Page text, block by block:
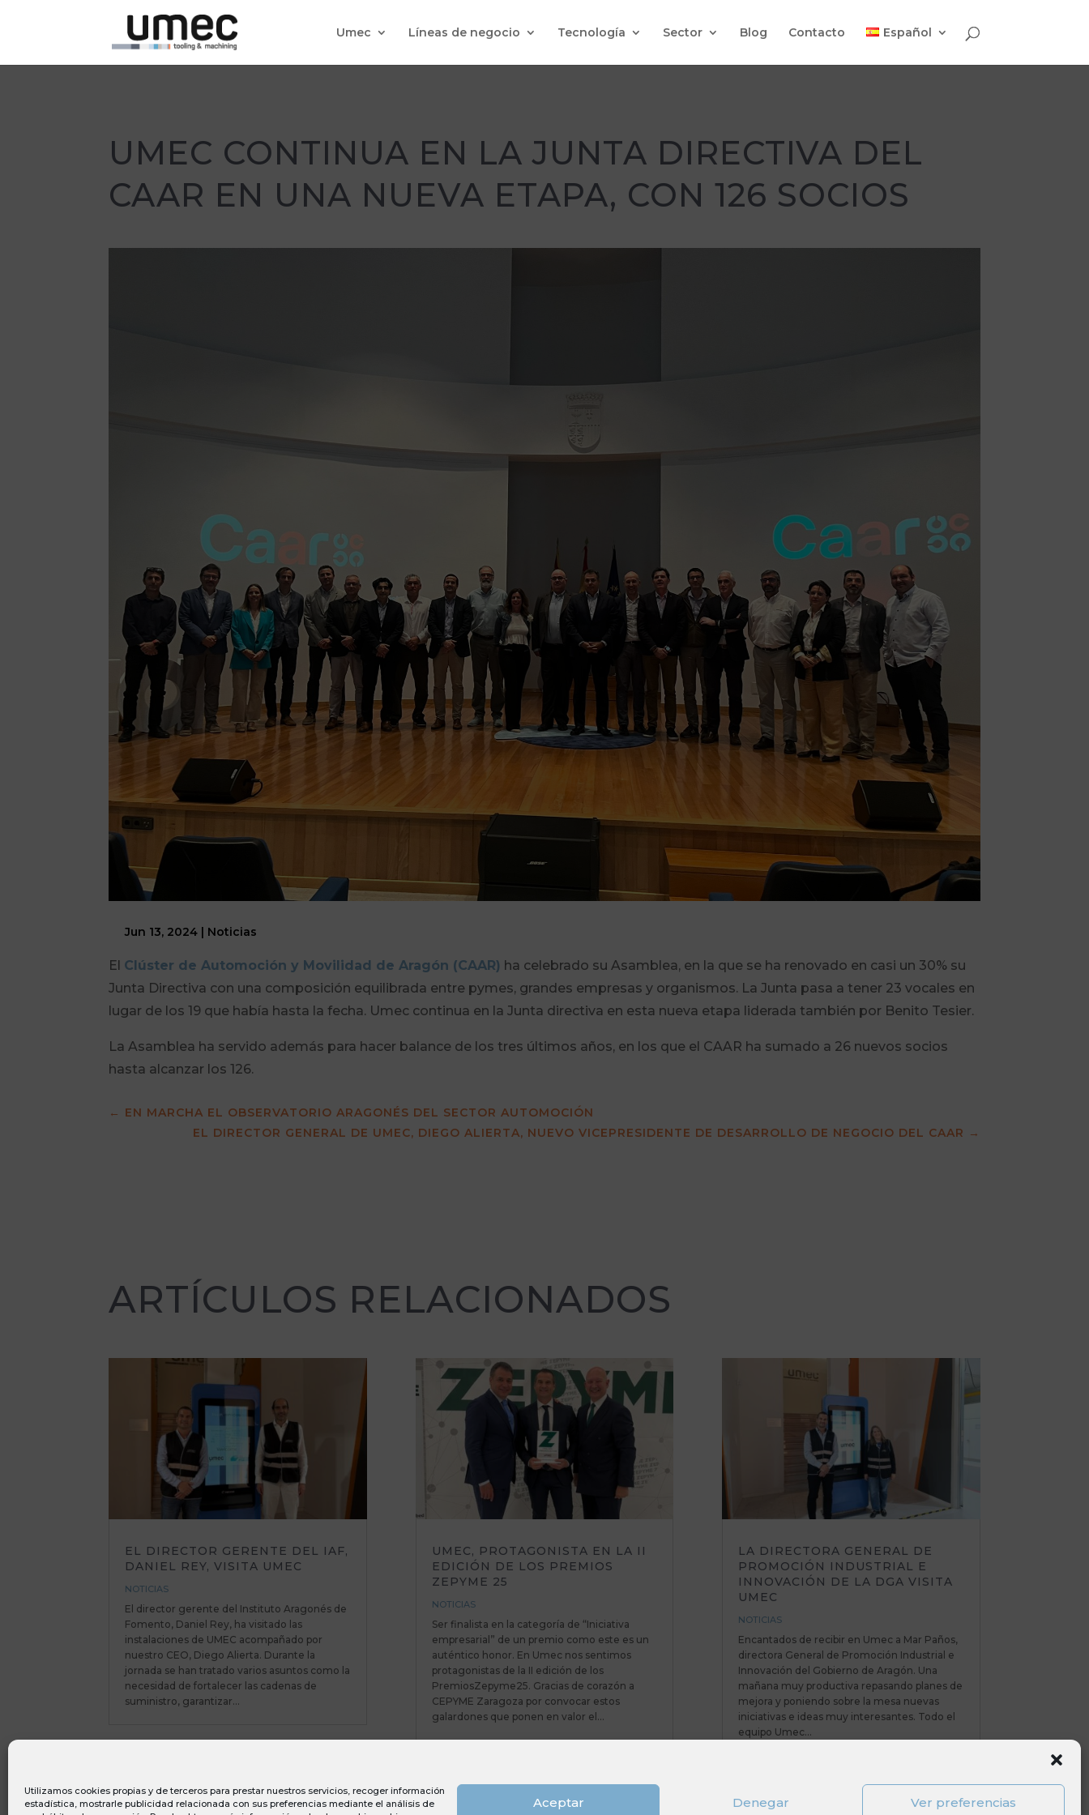
Utilizamos cookies propias y de terceros para prestar nuestros servicios, recoger información
estadística, mostrarle publicidad relacionada con sus preferencias mediante el análisis de
Aceptar Denegar Ver preferencias
Umec Líneas de negocio Tecnología Sector Blog Contacto Español
UMEC CONTINUA EN LA JUNTA DIRECTIVA DEL
CAAR EN UNA NUEVA ETAPA, CON 126 SOCIOS
Jun 13, 2024 | Noticias
El Clúster de Automoción y Movilidad de Aragón (CAAR) ha celebrado su Asamblea, en la que se ha renovado en casi un 30% su
Junta Directiva con una composición equilibrada entre pymes, grandes empresas y organismos. La Junta pasa a tener 23 vocales en
lugar de los 19 que había hasta la fecha. Umec continua en la Junta directiva en esta nueva etapa liderada también por Benito Tesier.
La Asamblea ha servido además para hacer balance de los tres últimos años, en los que el CAAR ha sumado a 26 nuevos socios
hasta alcanzar los 126.
← EN MARCHA EL OBSERVATORIO ARAGONÉS DEL SECTOR AUTOMOCIÓN
EL DIRECTOR GENERAL DE UMEC, DIEGO ALIERTA, NUEVO VICEPRESIDENTE DE DESARROLLO DE NEGOCIO DEL CAAR →
ARTÍCULOS RELACIONADOS
EL DIRECTOR GERENTE DEL IAF,
DANIEL REY, VISITA UMEC
NOTICIAS
El director gerente del Instituto Aragonés de
Fomento, Daniel Rey, ha visitado las
instalaciones de UMEC acompañado por
nuestro CEO, Diego Alierta. Durante la
jornada se han tratado varios asuntos como la
necesidad de fortalecer las cadenas de
suministro, garantizar...
UMEC, PROTAGONISTA EN LA II
EDICIÓN DE LOS PREMIOS
ZEPYME 25
NOTICIAS
Ser finalista en la categoría de “Iniciativa
empresarial” de un premio como este es un
auténtico honor. En Umec nos sentimos
protagonistas de la II edición de los
PremiosZepyme25. Gracias de corazón a
CEPYME Zaragoza por convocar estos
galardones que ponen en valor el...
LA DIRECTORA GENERAL DE
PROMOCIÓN INDUSTRIAL E
INNOVACIÓN DE LA DGA VISITA
UMEC
NOTICIAS
Encantados de recibir en Umec a Mar Paños,
directora General de Promoción Industrial e
Innovación del Gobierno de Aragón. Una
mañana muy productiva repasando planes de
mejora y poniendo sobre la mesa nuevas
iniciativas e ideas muy interesantes. Todo el
equipo Umec...